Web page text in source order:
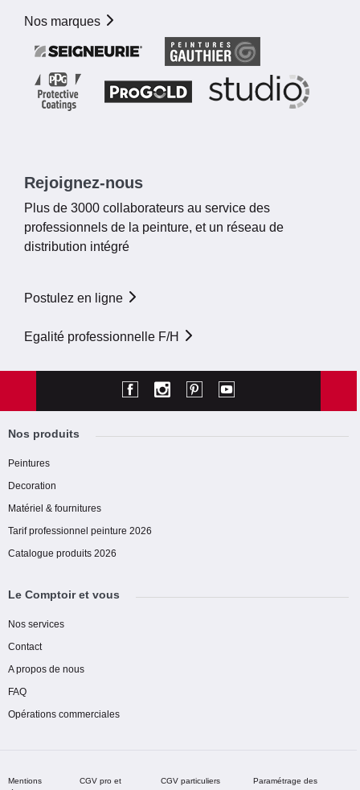
Nos marques
Rejoignez-nous
Plus de 3000 collaborateurs au service des
professionnels de la peinture, et un réseau de
distribution intégré
Postulez en ligne
Egalité professionnelle F/H
Nos produits
Peintures
Decoration
Matériel & fournitures
Tarif professionnel peinture 2026
Catalogue produits 2026
Le Comptoir et vous
Nos services
Contact
A propos de nous
FAQ
Opérations commerciales
Mentions
CGV pro et
CGV particuliers
Paramétrage des